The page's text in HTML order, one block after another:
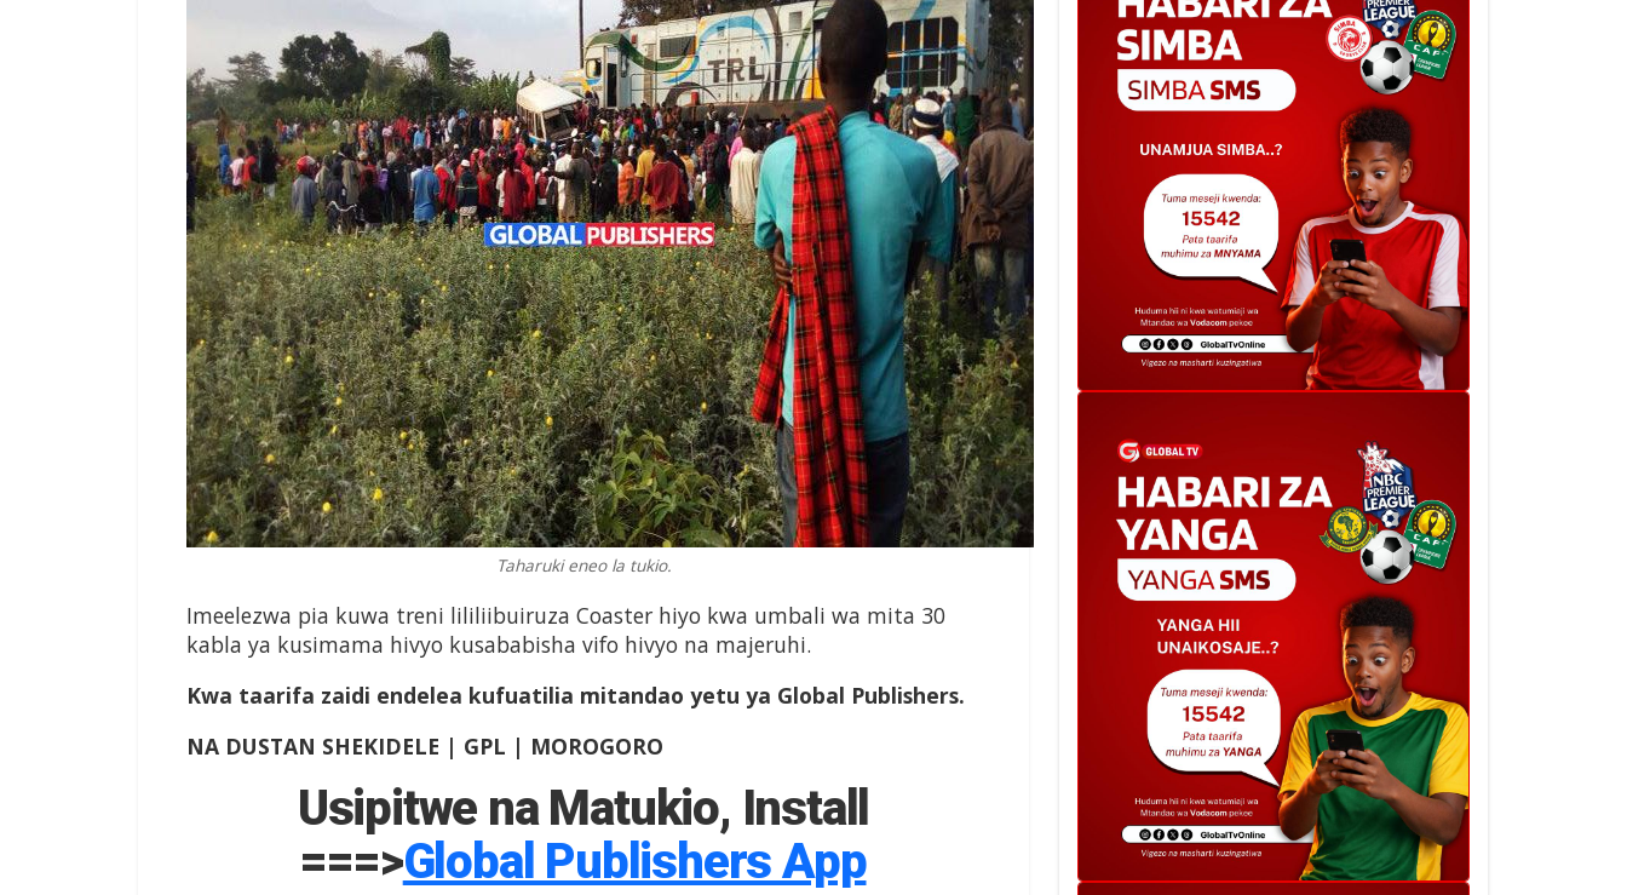
Taharuki eneo la tukio.
Imeelezwa pia kuwa treni lililiibuiruza Coaster hiyo kwa umbali wa mita 30
kabla ya kusimama hivyo kusababisha vifo hivyo na majeruhi.
Kwa taarifa zaidi endelea kufuatilia mitandao yetu ya Global Publishers.
NA DUSTAN SHEKIDELE | GPL | MOROGORO
Usipitwe na Matukio, Install
===>Global Publishers App